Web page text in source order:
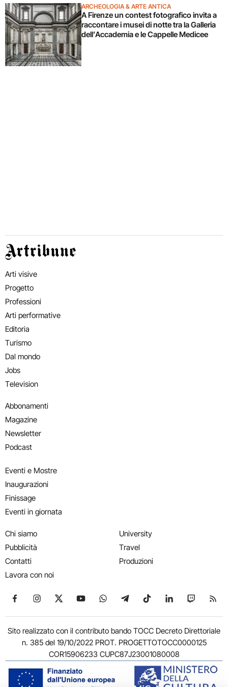
ARCHEOLOGIA & ARTE ANTICA
A Firenze un contest fotografico invita a
raccontare i musei di notte tra la Galleria
dell’Accademia e le Cappelle Medicee
Artribune
Arti visive
Progetto
Professioni
Arti performative
Editoria
Turismo
Dal mondo
Jobs
Television
Abbonamenti
Magazine
Newsletter
Podcast
Eventi e Mostre
Inaugurazioni
Finissage
Eventi in giornata
Chi siamo
Pubblicità
Contatti
Lavora con noi
University
Travel
Produzioni
Seguici su Facebook
Seguici su Instagram
Seguici su X
Seguici su YouTube
Seguici su WhatsApp
Seguici su Telegram
Seguici su TikTok
Seguici su
Seguici
Sito realizzato con il contributo bando TOCC Decreto Direttoriale
n. 385 del 19/10/2022 PROT. PROGETTOTOCC0000125
COR15906233 CUPC87J23001080008